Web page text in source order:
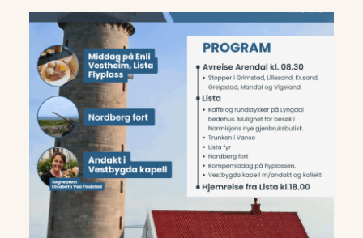
Read
article
"Seniortur
Lista"